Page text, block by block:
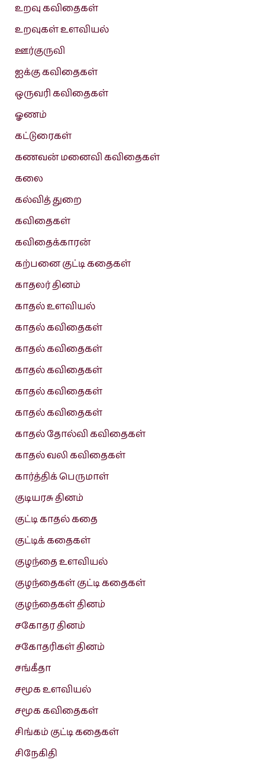
உறவு கவிதைகள்
உறவுகள் உளவியல்
ஊர்குருவி
ஐக்கு கவிதைகள்
ஒருவரி கவிதைகள்
ஓணம்
கட்டுரைகள்
கணவன் மனைவி கவிதைகள்
கலை
கல்வித் துறை
கவிதைகள்
கவிதைக்காரன்
கற்பனை குட்டி கதைகள்
காதலர் தினம்
காதல் உளவியல்
காதல் கவிதைகள்
காதல் கவிதைகள்
காதல் கவிதைகள்
காதல் கவிதைகள்
காதல் கவிதைகள்
காதல் தோல்வி கவிதைகள்
காதல் வலி கவிதைகள்
கார்த்திக் பெருமாள்
குடியரசு தினம்
குட்டி காதல் கதை
குட்டிக் கதைகள்
குழந்தை உளவியல்
குழந்தைகள் குட்டி கதைகள்
குழந்தைகள் தினம்
சகோதர தினம்
சகோதரிகள் தினம்
சங்கீதா
சமூக உளவியல்
சமூக கவிதைகள்
சிங்கம் குட்டி கதைகள்
சிநேகிதி